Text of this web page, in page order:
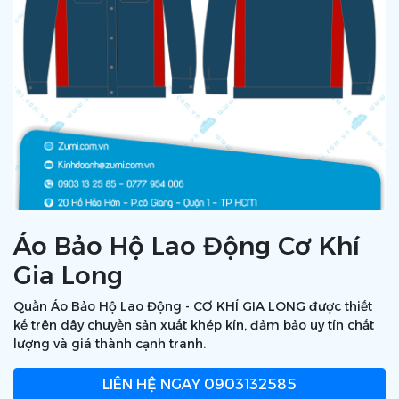
Áo Bảo Hộ Lao Động Cơ Khí
Gia Long
Quần Áo Bảo Hộ Lao Động - CƠ KHÍ GIA LONG được thiết
kế trên dây chuyền sản xuất khép kín, đảm bảo uy tín chất
lượng và giá thành cạnh tranh.
LIÊN HỆ NGAY 0903132585